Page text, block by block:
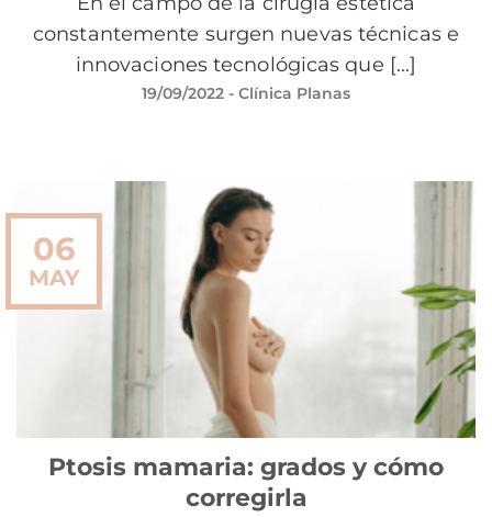
constantemente surgen nuevas técnicas e
innovaciones tecnológicas que [...]
19/09/2022 - Clínica Planas
Ptosis mamaria: grados y cómo
corregirla
06
MAY